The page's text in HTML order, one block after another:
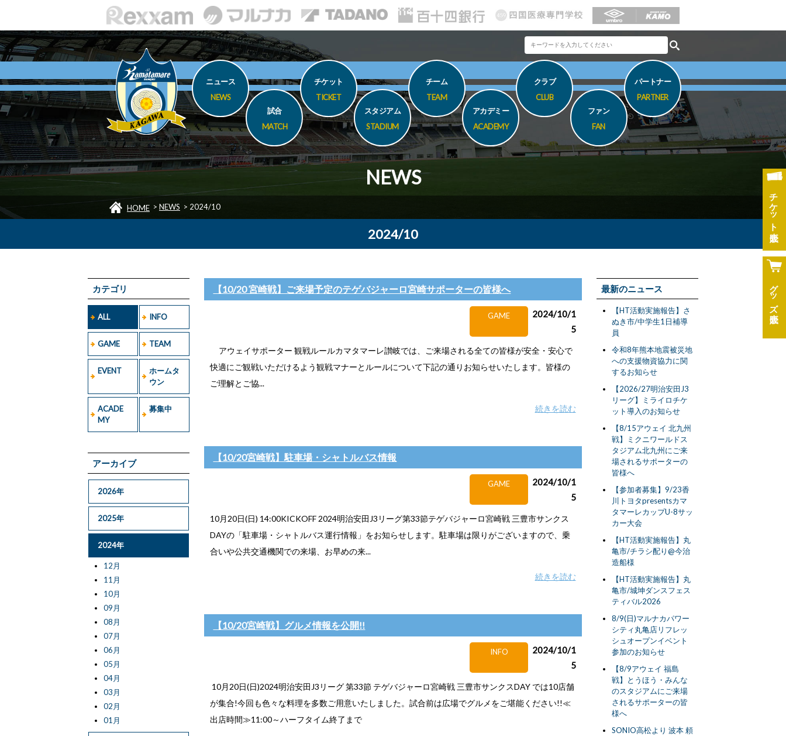
チケット
グッズ
ニュース
NEWS
試合
MATCH
チケット
TICKET
スタジアム
STADIUM
チーム
TEAM
アカデミー
ACADEMY
クラブ
CLUB
ファン
FAN
パートナー
PARTNER
NEWS
HOME > NEWS > 2024/10
2024/10
カテゴリ
ALL INFO
GAME TEAM
EVENT
ホームタ
ウン
ACADE
MY
募集中
アーカイブ
2026年
2025年
2024年
12月
11月
10月
09月
08月
07月
06月
05月
04月
03月
02月
01月
【10/20 宮崎戦】ご来場予定のテゲバジャーロ宮崎サポーターの皆様へ
GAME
2024/10/1
5
アウェイサポーター 観戦ルールカマタマーレ讃岐では、ご来場される全ての皆様が安全・安心で
快適にご観戦いただけるよう観戦マナーとルールについて下記の通りお知らせいたします。皆様の
ご理解とご協...
続きを読む
【10/20宮崎戦】駐車場・シャトルバス情報
GAME
2024/10/1
5
10月20日(日) 14:00KICKOFF 2024明治安田J3リーグ第33節テゲバジャーロ宮崎戦 三豊市サンクス
DAYの「駐車場・シャトルバス運行情報」をお知らせします。駐車場は限りがございますので、乗
合いや公共交通機関での来場、お早めの来...
続きを読む
【10/20宮崎戦】グルメ情報を公開!!
INFO
2024/10/1
5
10月20日(日)2024明治安田J3リーグ 第33節 テゲバジャーロ宮崎戦 三豊市サンクスDAY では10店舗
が集合!今回も色々な料理を多数ご用意いたしました。試合前は広場でグルメをご堪能ください!!≪
出店時間≫11:00～ハーフタイム終了まで
最新のニュース
【HT活動実施報告】さ
ぬき市/中学生1日補導
員
令和8年熊本地震被災地
への支援物資協力に関
するお知らせ
【2026/27明治安田J3
リーグ】ミライロチケ
ット導入のお知らせ
【8/15アウェイ 北九州
戦】ミクニワールドス
タジアム北九州にご来
場されるサポーターの
皆様へ
【参加者募集】9/23香
川トヨタpresentsカマ
タマーレカップU-8サッ
カー大会
【HT活動実施報告】丸
亀市/チラシ配り@今治
造船様
【HT活動実施報告】丸
亀市/城坤ダンスフェス
ティバル2026
8/9(日)マルナカパワー
シティ丸亀店リフレッ
シュオープンイベント
参加のお知らせ
【8/9アウェイ 福島
戦】とうほう・みんな
のスタジアムにご来場
されるサポーターの皆
様へ
SONIO高松より 波本 頼